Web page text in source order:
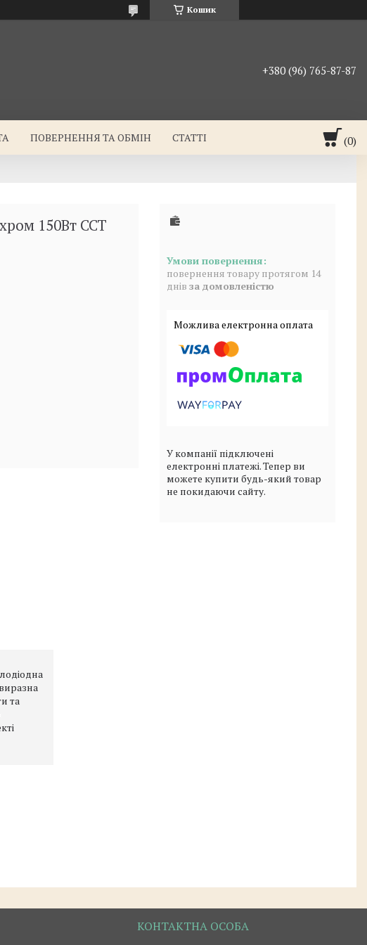
Кошик
+380 (96) 765-87-87
ПОВЕРНЕННЯ ТА ОБМІН СТАТТІ
150Вт CCT
повернення товару протягом 14
днів за домовленістю
У компанії підключені
електронні платежі. Тепер ви
можете купити будь-який товар
не покидаючи сайту.
та